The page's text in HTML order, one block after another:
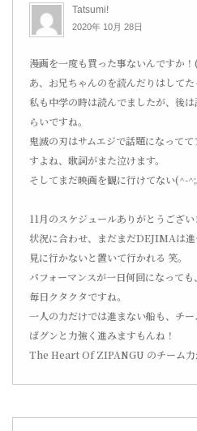
Tatsumi!
2020年 10月 28日
漫画を一度も買った事ないんですか
あ、お兄ちゃんのを読んだりはしてた
私も中学の時は読んでましたが、後
らいですね。
鬼滅の刃はサムエジで話題になって
すよね、歌詞がまた泣けます。
そしてまだ映画を観に行けてない(^-^;
11月のスケジュールありがとうござい
状況に合わせ、まだまだDEJIMAは進
見に行かないと置いて行かれる 笑。
パフォーマンスが一日何回になって
毎日クタクタですね。
一人の力だけでは進まない船も、チ
ばグンと力強く進みますもんね！
The Heart Of ZIPANGU のチーム力